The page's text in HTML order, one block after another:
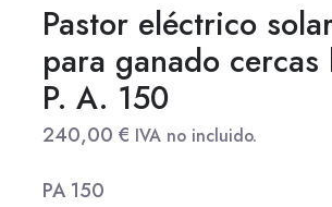
Pastor eléctrico
para ganado cercas
P. A. 150
240,00 € IVA no incluido.
PA 150